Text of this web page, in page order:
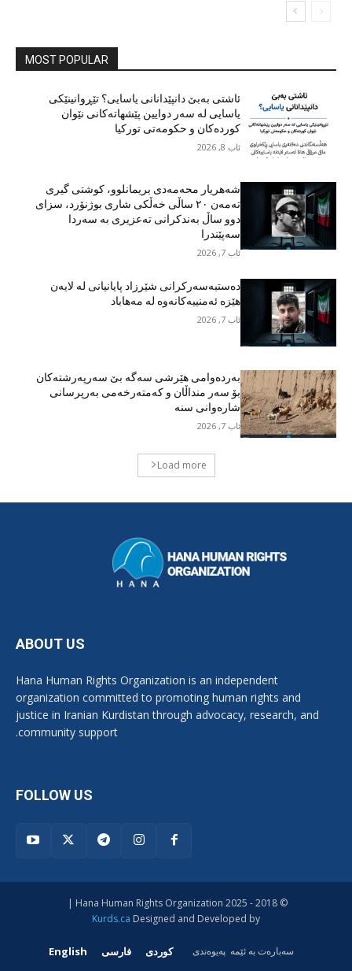
MOST POPULAR
ئاشتی بەبێ دانپێدانانی یاسایی؟ تێڕوانینێکی
یاسایی لە سەر دوایین پێشهاتەکانی نێوان
کوردەکان و حکومەتی تورکیا
ئاب 8, 2026
شەهریار محەمەدی بریمانلوو، کوشتی گیری
تەمەن ٢٠ ساڵی خەڵکی شاری بوژنۆرد، سزای
دوو ساڵ بەندکرانی تەعزیری بە سەردا
سەپێندرا
ئاب 7, 2026
دەستبەسەرکرانی شێرزاد پایانیانی لە لایەن
هێزە ئەمنییەکانەوە لە مەهاباد
ئاب 7, 2026
بەردەوامی هێرشی سەگە بێ سەرپەرشتەکان
بۆ سەر منداڵان و کەمتەرخەمی بەرپرسانی
شارەوانی سنە
ئاب 7, 2026
Load more
ABOUT US
Hana Human Rights Organization is an independent
organization committed to promoting human rights and
justice in Iranian Kurdistan through advocacy, research, and
community support.
FOLLOW US
© 2018 - 2025 Hana Human Rights Organization |
Designed and Developed by
Kurds.ca
سەبارەت بە ئێمە پەیوەندی English فارسی کوردی